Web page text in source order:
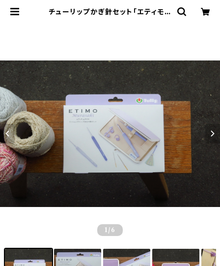
チューリップかぎ針セット「エティモム
1 /6